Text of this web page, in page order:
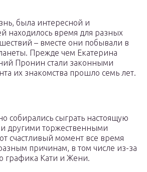
была интересной и
находилось время для разных
– вместе они побывали в
Прежде чем Екатерина
Пронин стали законными
их знакомства прошло семь лет.
собирались сыграть настоящую
и другими торжественными
счастливый момент все время
причинам, в том числе из-за
графика Кати и Жени.